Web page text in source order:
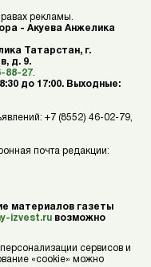
рекламы.
- Акуева Анжелика
Татарстан, г.
д. 9.
88-27
до 17:00. Выходные:
+7 (8552) 46-02-79,
почта редакции:
материалов газеты
izvest.ru возможно
сервисов и
«cookie» можно